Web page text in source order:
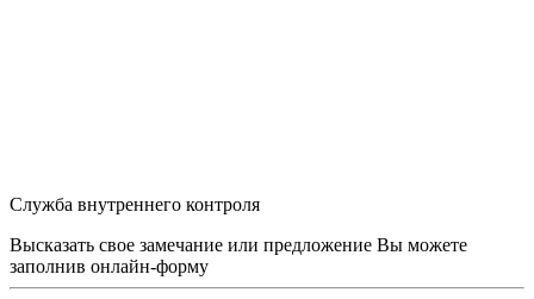
Служба внутреннего контроля
Высказать свое замечание или предложение Вы можете
заполнив онлайн-форму